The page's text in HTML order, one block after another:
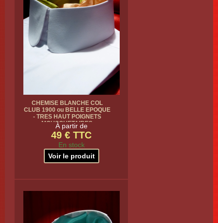
CHEMISE BLANCHE COL
CLUB 1900 ou BELLE EPOQUE
- TRES HAUT POIGNETS
MOUSQUETAIRES
À partir de
49 € TTC
En stock
Voir le produit